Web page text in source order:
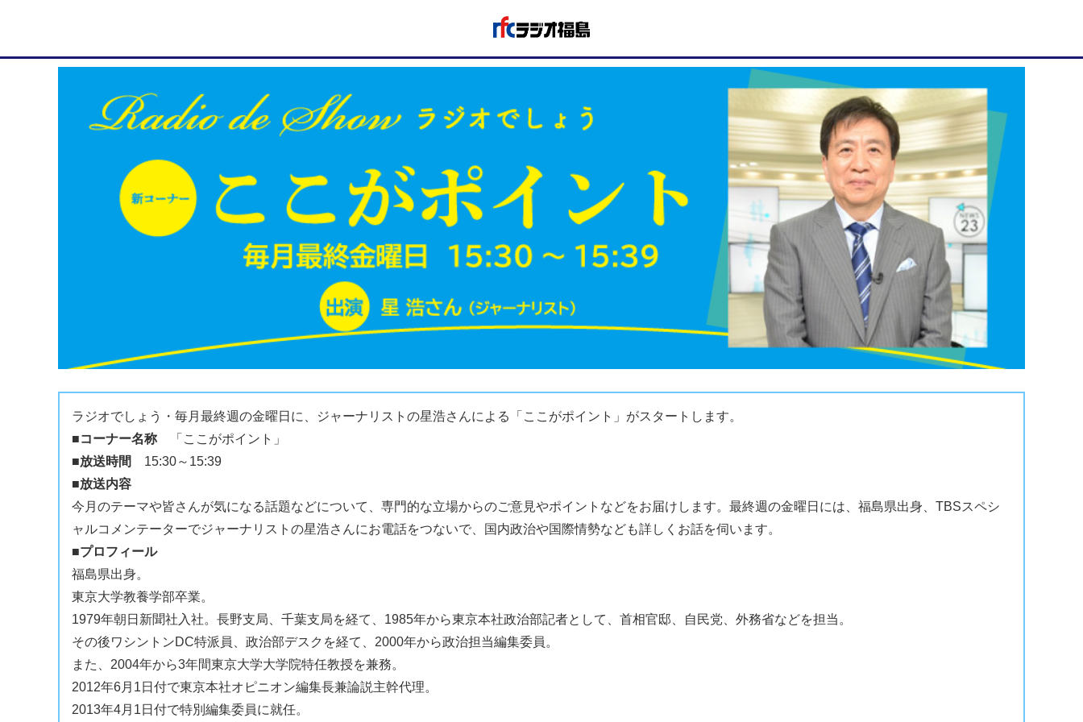
ラジオでしょう・毎月最終週の金曜日に、ジャーナリストの星浩さんによる「ここがポイント」がスタートします。
■コーナー名称 「ここがポイント」
■放送時間
15:30～15:39
■放送内容
今月のテーマや皆さんが気になる話題などについて、専門的な立場からのご意見やポイントなどをお届けします。最終週の金曜日には、福島県出身、TBSスペシ
ャルコメンテーターでジャーナリストの星浩さんにお電話をつないで、国内政治や国際情勢なども詳しくお話を伺います。
■プロフィール
福島県出身。
東京大学教養学部卒業。
1979年朝日新聞社入社。長野支局、千葉支局を経て、1985年から東京本社政治部記者として、首相官邸、自民党、外務省などを担当。
その後ワシントンDC特派員、政治部デスクを経て、2000年から政治担当編集委員。
また、2004年から3年間東京大学大学院特任教授を兼務。
2012年6月1日付で東京本社オピニオン編集長兼論説主幹代理。
2013年4月1日付で特別編集委員に就任。